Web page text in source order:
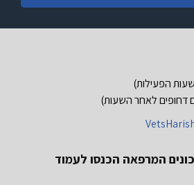
הפעילות)
לאחר השעות)
המרפאה הכנסו לעמוד